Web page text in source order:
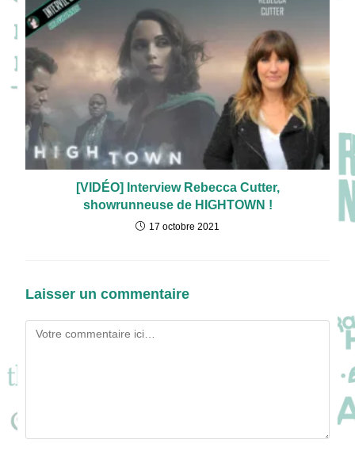
[VIDÉO] Interview Rebecca Cutter,
showrunneuse de HIGHTOWN !
17 octobre 2021
Laisser un commentaire
Comment